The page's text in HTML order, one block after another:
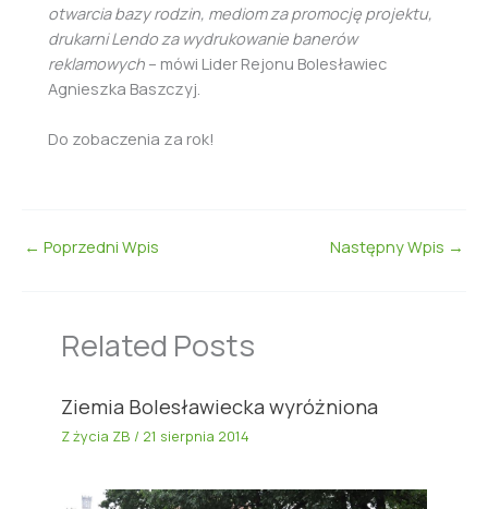
otwarcia bazy rodzin, mediom za promocję projektu,
drukarni Lendo za wydrukowanie banerów
reklamowych – mówi Lider Rejonu Bolesławiec
Agnieszka Baszczyj.
Do zobaczenia za rok!
← Poprzedni Wpis Następny Wpis →
Related Posts
Ziemia Bolesławiecka wyróżniona
Z życia ZB / 21 sierpnia 2014